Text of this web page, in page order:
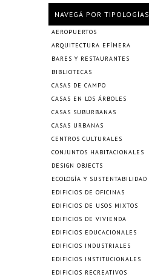
NAVEGÁ POR TIPOLOGÍAS
AEROPUERTOS
ARQUITECTURA EFÍMERA
BARES Y RESTAURANTES
BIBLIOTECAS
CASAS DE CAMPO
CASAS EN LOS ÁRBOLES
CASAS SUBURBANAS
CASAS URBANAS
CENTROS CULTURALES
CONJUNTOS HABITACIONALES
DESIGN OBJECTS
ECOLOGÍA Y SUSTENTABILIDAD
EDIFICIOS DE OFICINAS
EDIFICIOS DE USOS MIXTOS
EDIFICIOS DE VIVIENDA
EDIFICIOS EDUCACIONALES
EDIFICIOS INDUSTRIALES
EDIFICIOS INSTITUCIONALES
EDIFICIOS RECREATIVOS